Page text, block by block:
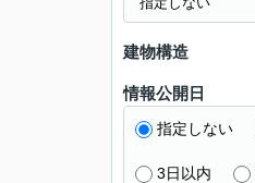
建物構造
情報公開日
指定しない
3日以内